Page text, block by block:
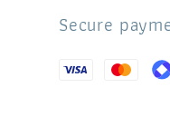
Secure